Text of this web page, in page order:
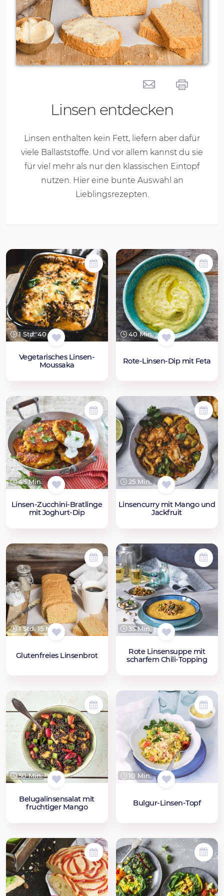
Linsen entdecken
Linsen enthalten kein Fett, liefern aber dafür
viele Ballaststoffe. Und vor allem kannst du sie
für viel mehr als nur den klassischen Eintopf
nutzen. Hier eine bunte Auswahl an
Lieblingsrezepten.
1 Std. 40 Min.
Vegetarisches Linsen-
Moussaka
40 Min.
Rote-Linsen-Dip mit Feta
45 Min.
Linsen-Zucchini-Bratlinge
mit Joghurt-Dip
25 Min.
Linsencurry mit Mango und
Jackfruit
1 Std. 15 Min.
Glutenfreies Linsenbrot
35 Min.
Rote Linsensuppe mit
scharfem Chili-Topping
50 Min.
Belugalinsensalat mit
fruchtiger Mango
10 Min.
Bulgur-Linsen-Topf